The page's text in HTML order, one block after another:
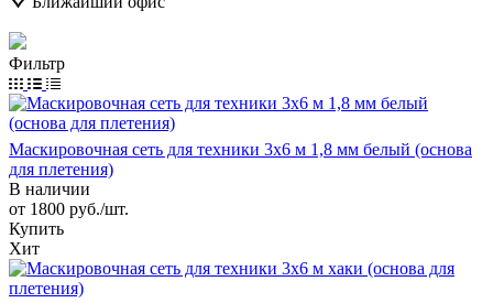
Фильтр
Маскировочная сеть для техники 3х6 м 1,8 мм белый (основа
для плетения)
В наличии
от 1800 руб./шт.
Купить
Хит